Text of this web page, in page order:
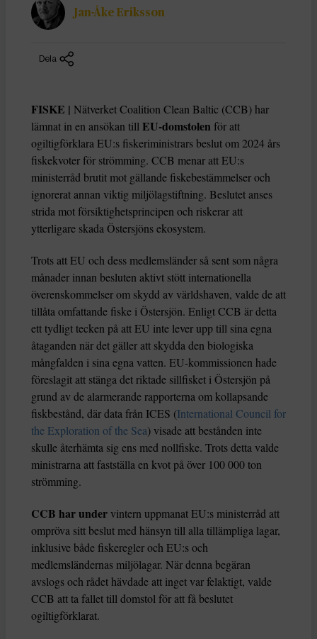
Jan-Åke Eriksson
Dela
FISKE | Nätverket Coalition Clean Baltic (CCB) har
lämnat in en ansökan till EU-domstolen för att
ogiltigförklara EU:s fiskeriministrars beslut om 2024 års
fiskekvoter för strömming. CCB menar att EU:s
ministerråd brutit mot gällande fiskebestämmelser och
ignorerat annan viktig miljölagstiftning. Beslutet anses
strida mot försiktighetsprincipen och riskerar att
ytterligare skada Östersjöns ekosystem.
Trots att EU och dess medlemsländer så sent som några
månader innan besluten aktivt stött internationella
överenskommelser om skydd av världshaven, valde de att
tillåta omfattande fiske i Östersjön. Enligt CCB är detta
ett tydligt tecken på att EU inte lever upp till sina egna
åtaganden när det gäller att skydda den biologiska
mångfalden i sina egna vatten. EU-kommissionen hade
föreslagit att stänga det riktade sillfisket i Östersjön på
grund av de alarmerande rapporterna om kollapsande
fiskbestånd, där data från ICES (International Council for
the Exploration of the Sea) visade att bestånden inte
skulle återhämta sig ens med nollfiske. Trots detta valde
ministrarna att fastställa en kvot på över 100 000 ton
strömming.
CCB har under vintern uppmanat EU:s ministerråd att
ompröva sitt beslut med hänsyn till alla tillämpliga lagar,
inklusive både fiskeregler och EU:s och
medlemsländernas miljölagar. När denna begäran
avslogs och rådet hävdade att inget var felaktigt, valde
CCB att ta fallet till domstol för att få beslutet
ogiltigförklarat.